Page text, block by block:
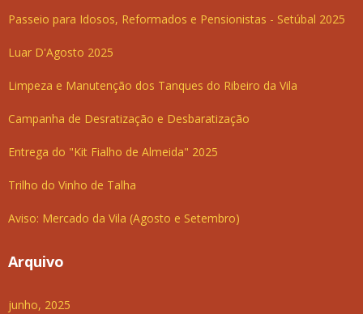
Passeio para Idosos, Reformados e Pensionistas - Setúbal 2025
Luar D'Agosto 2025
Limpeza e Manutenção dos Tanques do Ribeiro da Vila
Campanha de Desratização e Desbaratização
Entrega do "Kit Fialho de Almeida" 2025
Trilho do Vinho de Talha
Aviso: Mercado da Vila (Agosto e Setembro)
Arquivo
junho, 2025